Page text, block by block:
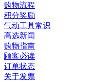
购物流程
积分奖励
气动工具常识
高选新闻
购物指南
顾客必读
订单状态
关于发票